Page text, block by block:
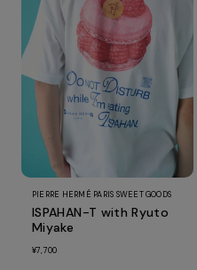
PIERRE HERMÉ PARIS SWEET GOODS
ISPAHAN-T with Ryuto
Miyake
¥7,700